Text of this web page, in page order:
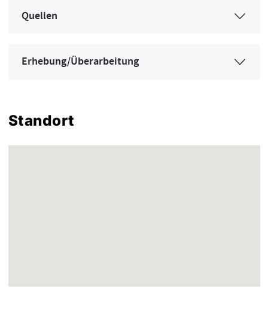
Quellen
Erhebung/Überarbeitung
Standort